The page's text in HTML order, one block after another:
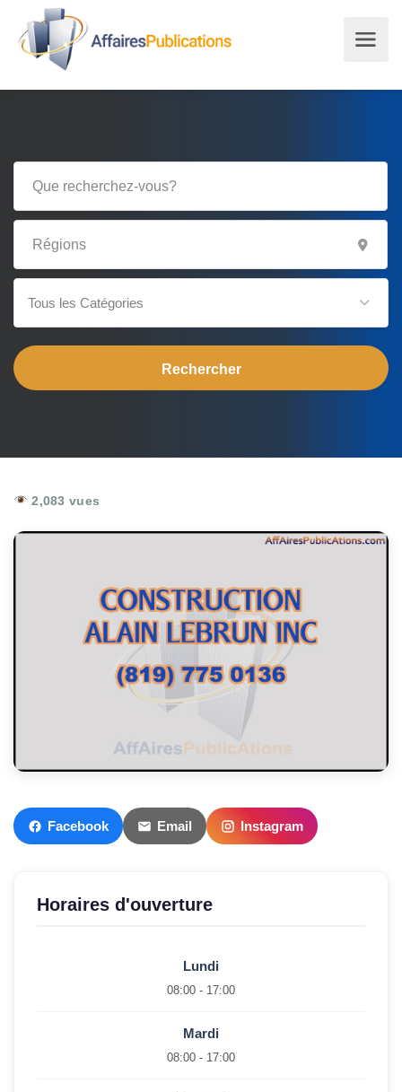
Tous les Catégories
2,083 vues
Facebook Email Instagram
Horaires d'ouverture
Lundi
08:00 - 17:00
Mardi
08:00 - 17:00